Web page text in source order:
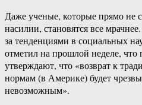
Даже ученые, которые прямо не
насилии, становятся все
за тенденциями в социальных
отметил на прошлой неделе, что
утверждают, что «возврат к
нормам (в Америке) будет
невозможным».